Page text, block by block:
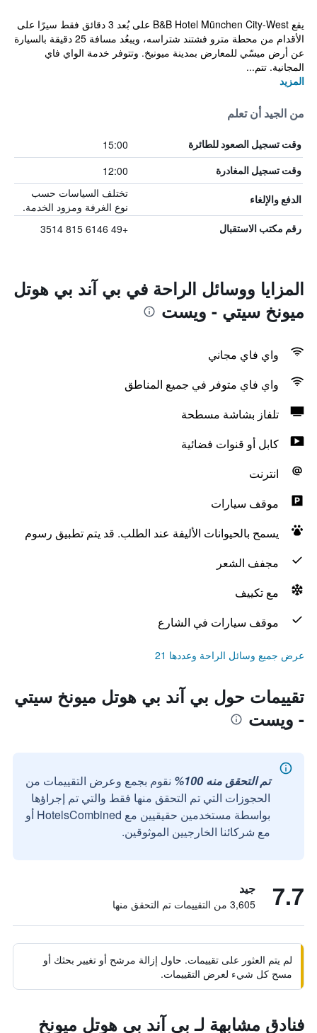
يقع B&B Hotel München City-West على بُعد 3 دقائق فقط سيرًا على
الأقدام من محطة مترو فشتند شتراسه، ويبعُد مسافة 25 دقيقة بالسيارة
عن أرض ميسّي للمعارض بمدينة ميونيخ. وتتوفر خدمة الواي فاي
المجانية. تتم...
المزيد
من الجيد أن تعلم
وقت تسجيل الصعود للطائرة 15:00
وقت تسجيل المغادرة 12:00
الدفع والإلغاء
تختلف السياسات حسب
نوع الغرفة ومزود الخدمة.
رقم مكتب الاستقبال +49 6146 815 3514
المزايا ووسائل الراحة في بي آند بي هوتل
ميونخ سيتي - ويست
واي فاي مجاني
واي فاي متوفر في جميع المناطق
تلفاز بشاشة مسطحة
كابل أو قنوات فضائية
انترنت
موقف سيارات
يسمح بالحيوانات الأليفة عند الطلب. قد يتم تطبيق رسوم
مجفف الشعر
مع تكييف
موقف سيارات في الشارع
عرض جميع وسائل الراحة وعددها 21
تقييمات حول بي آند بي هوتل ميونخ سيتي
- ويست
تم التحقق منه 100%
نقوم بجمع وعرض التقييمات من
الحجوزات التي تم التحقق منها فقط والتي تم إجراؤها
بواسطة مستخدمين حقيقيين مع HotelsCombined أو
مع شركائنا الخارجيين الموثوقين.
7.7 جيد
3,605 من التقييمات تم التحقق منها
لم يتم العثور على تقييمات. حاول إزالة مرشح أو تغيير بحثك أو
مسح كل شيء لعرض التقييمات.
فنادق مشابهة لـ بي آند بي هوتل ميونخ